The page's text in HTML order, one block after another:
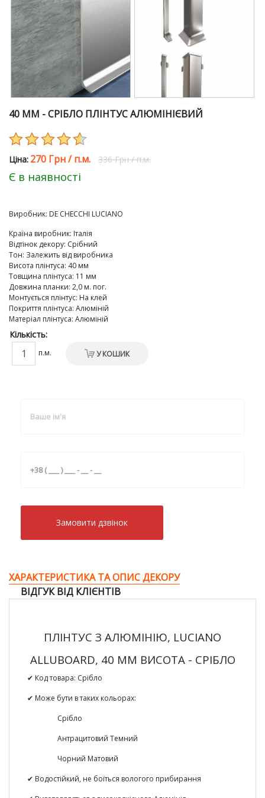
40 ММ - СРІБЛО ПЛІНТУС АЛЮМІНІЄВИЙ
Цiна: 270 Грн/п.м. 336 Грн /п.м.
Є в наявності
Виробник: DE CHEСCHI LUCIANO
Країна виробник: Італія
Відтінок декору: Срібний
Тон: Залежить від виробника
Висота плінтуса: 40 мм
Товщина плінтуса: 11 мм
Довжина планки: 2,0 м. пог.
Монтується плінтус: На клей
Покриття плінтуса: Алюміній
Матеріал плінтуса: Алюміній
Кількість:
п.м. У КОШИК
Замовити дзвiнок
ХАРАКТЕРИСТИКА ТА ОПИС ДЕКОРУ
ВІДГУК ВІД КЛІЄНТІВ
ПЛІНТУС З АЛЮМІНІЮ, LUCIANO
ALLUBOARD, 40 ММ ВИСОТА - СРІБЛО
✔ Код товара: Срібло
✔ Може бути в таких кольорах:
Срібло
Антрацитовий Темний
Чорний Матовий
✔ Водостійкий, не боїться вологого прибирання